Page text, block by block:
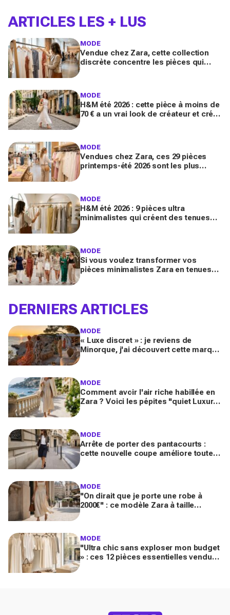
ARTICLES LES + LUS
MODE
Vendue chez Zara, cette collection
discrète concentre les pièces qui
MODE
H&M été 2026 : cette pièce à moins de
70 € a un vrai look de créateur et crée
MODE
Vendues chez Zara, ces 29 pièces
printemps-été 2026 sont les plus
MODE
H&M été 2026 : 9 pièces ultra
minimalistes qui créent des tenues
MODE
Si vous voulez transformer vos
pièces minimalistes Zara en tenues
DERNIERS ARTICLES
MODE
« Luxe discret » : je reviens de
Minorque, j'ai découvert cette marque
MODE
Comment avoir l'air riche habillée en
Zara ? Voici les pépites "quiet Luxury"
MODE
Arrête de porter des pantacourts :
cette nouvelle coupe améliore toutes
MODE
"On dirait que je porte une robe à
2000€" : ce modèle Zara à taille
MODE
"Ultra chic sans exploser mon budget
» : ces 12 pièces essentielles vendues